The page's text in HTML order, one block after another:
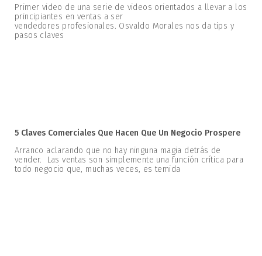
Primer video de una serie de videos orientados a llevar a los
principiantes en ventas a ser
vendedores profesionales. Osvaldo Morales nos da tips y
pasos claves
5 Claves Comerciales Que Hacen Que Un Negocio Prospere
Arranco aclarando que no hay ninguna magia detrás de
vender. Las ventas son simplemente una función crítica para
todo negocio que, muchas veces, es temida